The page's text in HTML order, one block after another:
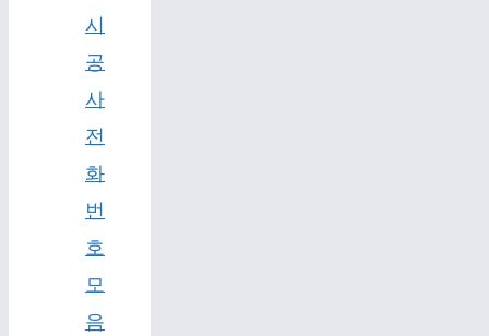
시
공
사
전
화
번
호
모
음